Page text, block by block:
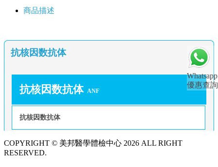
Whatsapp
優惠查詢
商品描述
抗核因数抗体
抗核因数抗体 ANF
抗核因数抗体
COPYRIGHT © 美邦醫學體檢中心 2026 ALL RIGHT
RESERVED.